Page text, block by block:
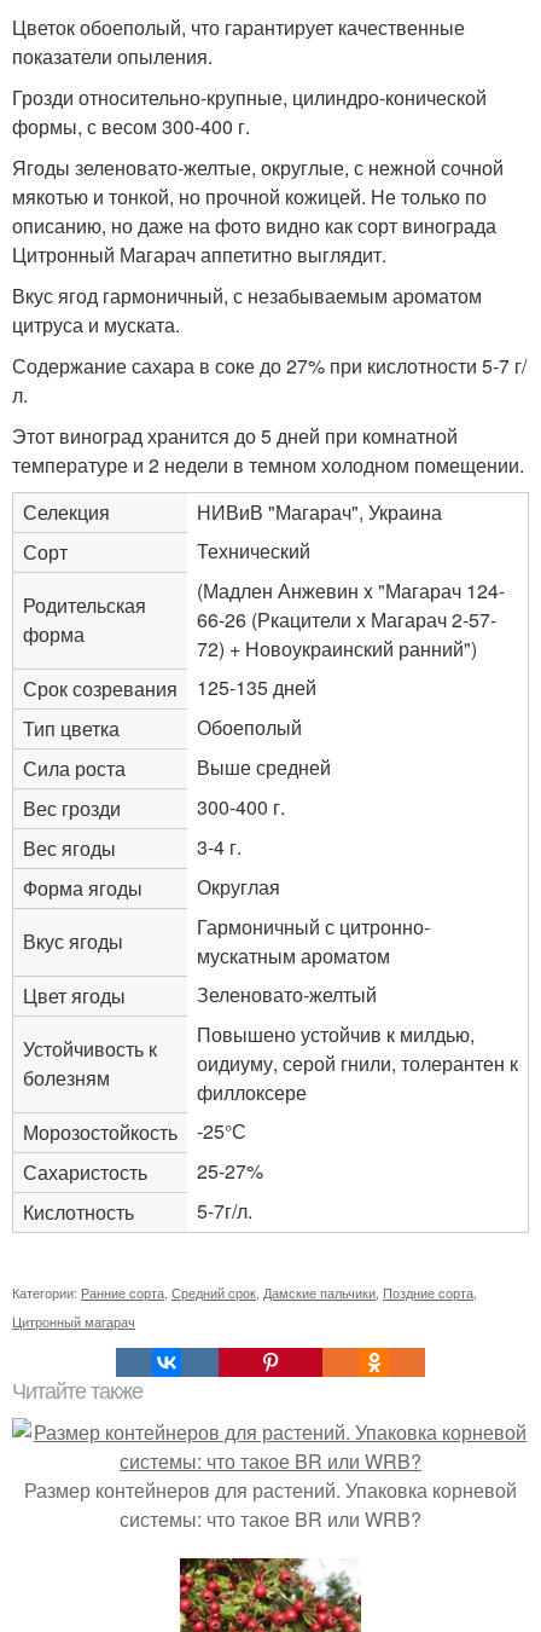
Цветок обоеполый, что гарантирует качественные
показатели опыления.
Грозди относительно-крупные, цилиндро-конической
формы, с весом 300-400 г.
Ягоды зеленовато-желтые, округлые, с нежной сочной
мякотью и тонкой, но прочной кожицей. Не только по
описанию, но даже на фото видно как сорт винограда
Цитронный Магарач аппетитно выглядит.
Вкус ягод гармоничный, с незабываемым ароматом
цитруса и муската.
Содержание сахара в соке до 27% при кислотности 5-7 г/
л.
Этот виноград хранится до 5 дней при комнатной
температуре и 2 недели в темном холодном помещении.
Селекция
НИВиВ "Магарач", Украина
Сорт
Технический
Родительская
форма
(Мадлен Анжевин x "Магарач 124-
66-26 (Ркацители x Магарач 2-57-
72) + Новоукраинский ранний")
Срок созревания
125-135 дней
Тип цветка
Обоеполый
Сила роста
Выше средней
Вес грозди
300-400 г.
Вес ягоды
3-4 г.
Форма ягоды
Округлая
Вкус ягоды
Гармоничный с цитронно-
мускатным ароматом
Цвет ягоды
Зеленовато-желтый
Устойчивость к
болезням
Повышено устойчив к милдью,
оидиуму, серой гнили, толерантен к
филлоксере
Морозостойкость
-25°С
Сахаристость
25-27%
Кислотность
5-7г/л.
Категории: Ранние сорта Средний срок Дамские пальчики Поздние сорта
Цитронный магарач
Читайте также
Размер контейнеров для растений. Упаковка корневой
системы: что такое BR или WRB?